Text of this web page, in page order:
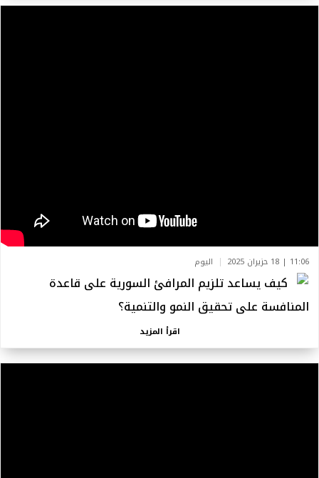
11:06 | 18 حزيران 2025 اليوم
كيف يساعد تلزيم المرافئ السورية على قاعدة
المنافسة على تحقيق النمو والتنمية؟
اقرأ المزيد